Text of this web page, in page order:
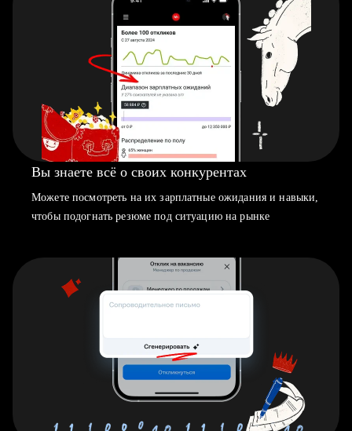
Вы знаете всё о своих конкурентах
Можете посмотреть на их зарплатные ожидания и навыки,
чтобы подогнать резюме под ситуацию на рынке